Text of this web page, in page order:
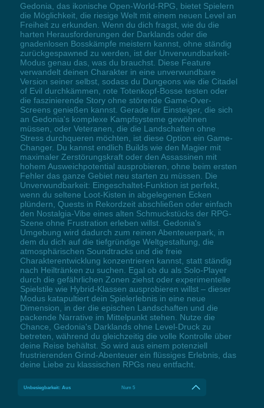
Gedonia, das ikonische Open-World-RPG, bietet Spielern
die Möglichkeit, die riesige Welt mit einem neuen Level an
Freiheit zu erkunden. Wenn du dich fragst, wie du die
harten Herausforderungen der Darklands oder die
gnadenlosen Bosskämpfe meistern kannst, ohne ständig
zurückgespawned zu werden, ist der Unverwundbarkeit-
Modus genau das, was du brauchst. Diese Feature
verwandelt deinen Charakter in eine unverwundbare
Version seiner selbst, sodass du Dungeons wie die Citadel
of Evil durchkämmen, rote Totenkopf-Bosse testen oder
die faszinierende Story ohne störende Game-Over-
Screens genießen kannst. Gerade für Einsteiger, die sich
an Gedonia's komplexe Kampfsysteme gewöhnen
müssen, oder Veteranen, die die Landschaften ohne
Stress durchqueren möchten, ist diese Option ein Game-
Changer. Du kannst endlich Builds wie den Magier mit
maximaler Zerstörungskraft oder den Assassinen mit
hohem Ausweichpotential ausprobieren, ohne beim ersten
Fehler das ganze Gebiet neu starten zu müssen. Die
Unverwundbarkeit: Eingeschaltet-Funktion ist perfekt,
wenn du seltene Loot-Kisten in abgelegenen Ecken
plündern, Quests in Rekordzeit abschließen oder einfach
den Nostalgia-Vibe eines alten Schmuckstücks der RPG-
Szene ohne Frustration erleben willst. Gedonia's
Umgebung wird dadurch zum reinen Abenteuerpark, in
dem du dich auf die tiefgründige Weltgestaltung, die
atmosphärischen Soundtracks und die freie
Charakterentwicklung konzentrieren kannst, statt ständig
nach Heiltränken zu suchen. Egal ob du als Solo-Player
durch die gefährlichen Zonen ziehst oder experimentelle
Spielstile wie Hybrid-Klassen ausprobieren willst – dieser
Modus katapultiert dein Spielerlebnis in eine neue
Dimension, in der die epischen Landschaften und die
packende Narrative im Mittelpunkt stehen. Nutze die
Chance, Gedonia's Darklands ohne Level-Druck zu
betreten, während du gleichzeitig die volle Kontrolle über
deine Reise behältst. So wird aus einem potenziell
frustrierenden Grind-Abenteuer ein flüssiges Erlebnis, das
deine Liebe zu klassischen RPGs neu entfacht.
Unbesiegbarkeit: Aus Num 5